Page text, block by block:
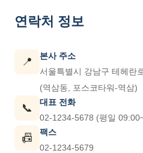
연락처 정보
📍
본사 주소
서울특별시 강남구 테헤란
(역삼동, 포스코타워-역삼)
📞
대표 전화
02-1234-5678 (평일
📠
팩스
02-1234-5679